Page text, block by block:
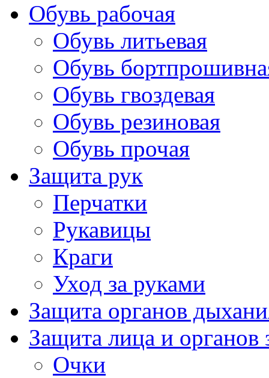
Обувь рабочая
Обувь литьевая
Обувь
Обувь гвоздевая
Обувь резиновая
Обувь прочая
Защита рук
Перчатки
Рукавицы
Краги
Уход за руками
Защита органов
Защита лица и органов
Очки